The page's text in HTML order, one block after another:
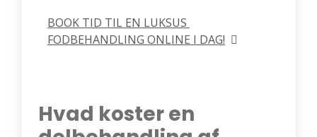
BOOK TID TIL EN LUKSUS
FODBEHANDLING ONLINE I DAG!
Hvad koster en